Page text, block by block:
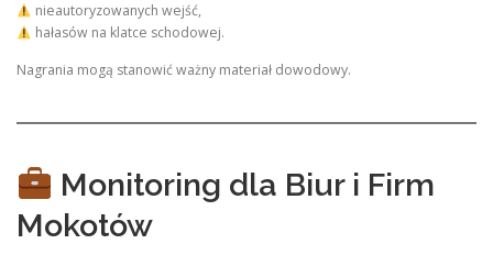
nieautoryzowanych wejść,
hałasów na klatce schodowej.
Nagrania mogą stanowić ważny materiał dowodowy.
Monitoring dla Biur i Firm
Mokotów